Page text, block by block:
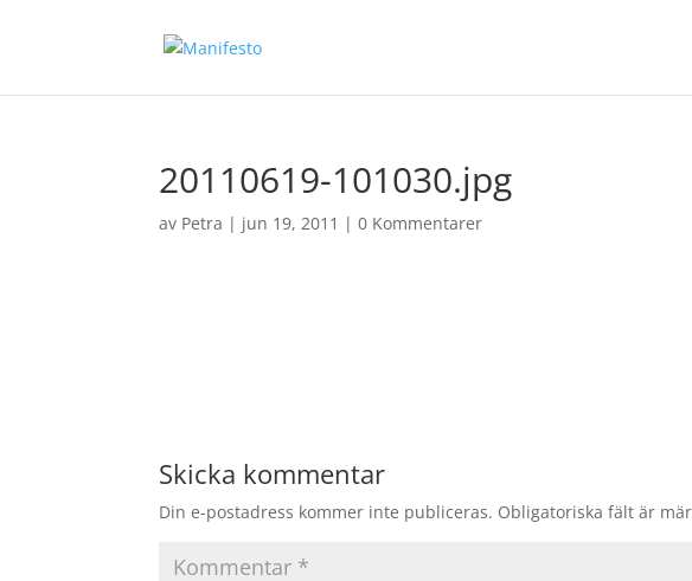
20110619-101030.jpg
av Petra | jun 19, 2011 |0 Kommentarer
Skicka kommentar
Din e-postadress kommer inte publiceras. Obligatoriska fält är